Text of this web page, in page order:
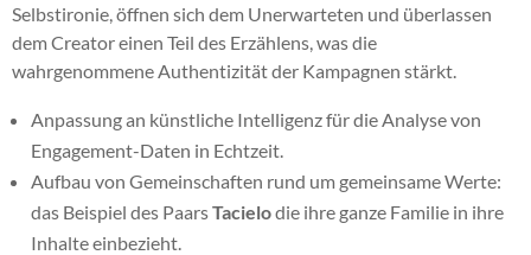
Selbstironie, öffnen sich dem Unerwarteten und überlassen
dem Creator einen Teil des Erzählens, was die
wahrgenommene Authentizität der Kampagnen stärkt.
Anpassung an künstliche Intelligenz für die Analyse von
Engagement-Daten in Echtzeit.
Aufbau von Gemeinschaften rund um gemeinsame Werte:
das Beispiel des PaarsTacielodie ihre ganze Familie in ihre
Inhalte einbezieht.